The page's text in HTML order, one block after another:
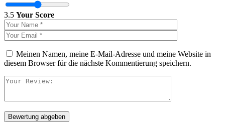
3.5 Your Score
Meinen Namen, meine E-Mail-Adresse und meine Website in
diesem Browser für die nächste Kommentierung speichern.
Bewertung abgeben